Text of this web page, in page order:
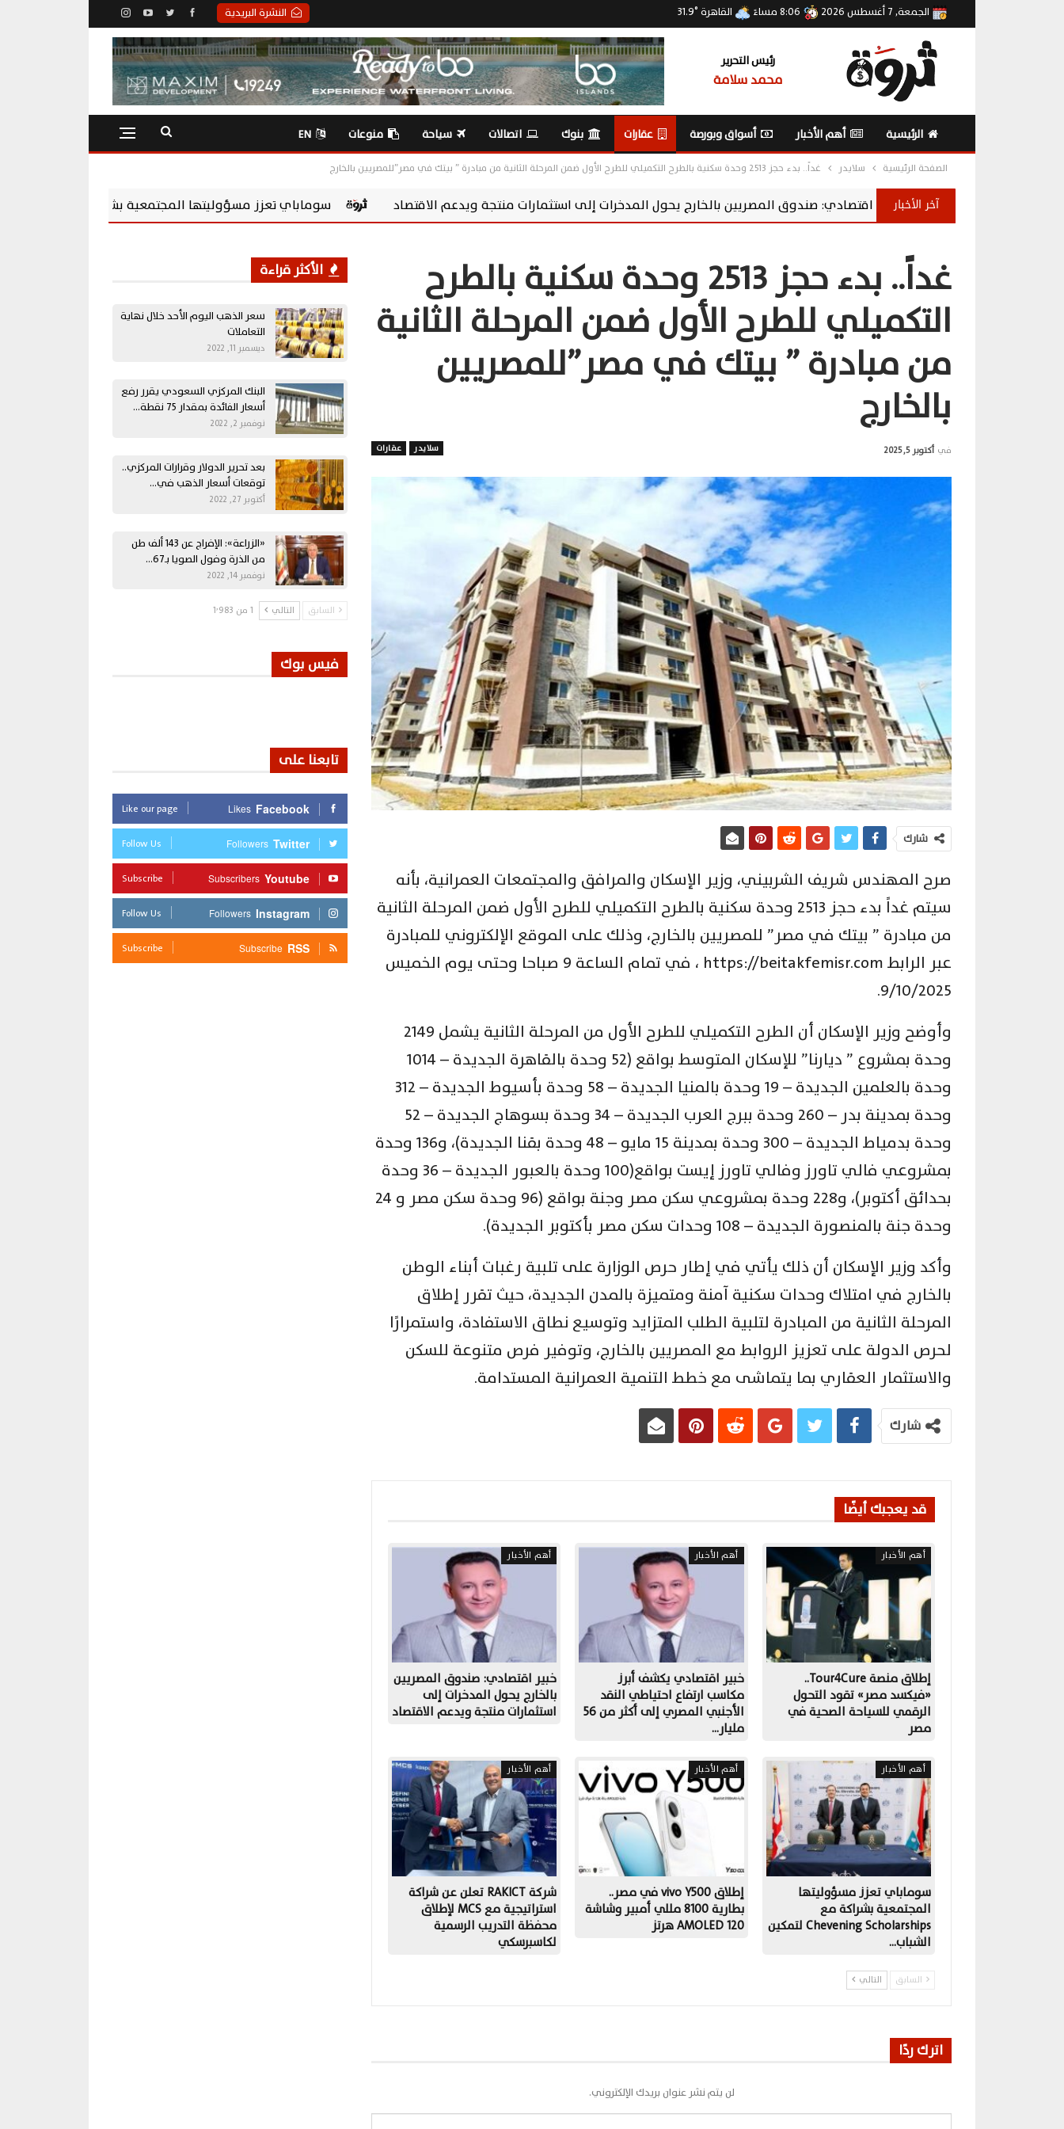
النشرة البريدية الجمعة, 7 أغسطس 2026 القاهرة°
31.9
رئيس التحرير
محمد سلامة
الرئيسية أهم الأخبار أسواق وبورصة عقارات بنوك اتصالات سياحة منوعات EN
الصفحة الرئيسية سلايدر غداً.. بدء حجز 2513 وحدة سكنية بالطرح التكميلي للطرح الأول ضمن المرحلة الثانية من مبادرة ” بيتك في مصر”للمصريين بالخارج
آخر الأخبار
خبير اقتصادي: صندوق المصريين بالخارج يحول المدخرات إلى استثمارات منتجة ويدعم الاقتصاد سوماباي تعزز مسؤوليتها المجتمعية بشراكة مع Chevening Scholarships لتمكين الشباب المصري
غداً.. بدء حجز 2513 وحدة سكنية بالطرح
التكميلي للطرح الأول ضمن المرحلة الثانية
من مبادرة ” بيتك في مصر”للمصريين
بالخارج
سلايدر عقارات في أكتوبر 5, 2025
شارك
صرح المهندس شريف الشربيني، وزير الإسكان والمرافق والمجتمعات العمرانية، بأنه
سيتم غداً بدء حجز 2513 وحدة سكنية بالطرح التكميلي للطرح الأول ضمن المرحلة الثانية
من مبادرة ” بيتك في مصر” للمصريين بالخارج، وذلك على الموقع الإلكتروني للمبادرة
عبر الرابط https://beitakfemisr.com ، في تمام الساعة 9 صباحا وحتى يوم الخميس
9/10/2025.
وأوضح وزير الإسكان أن الطرح التكميلي للطرح الأول من المرحلة الثانية يشمل 2149
وحدة بمشروع ” ديارنا” للإسكان المتوسط بواقع (52 وحدة بالقاهرة الجديدة – 1014
وحدة بالعلمين الجديدة – 19 وحدة بالمنيا الجديدة – 58 وحدة بأسيوط الجديدة – 312
وحدة بمدينة بدر – 260 وحدة ببرج العرب الجديدة – 34 وحدة بسوهاج الجديدة – 52
وحدة بدمياط الجديدة – 300 وحدة بمدينة 15 مايو – 48 وحدة بقنا الجديدة)، و136 وحدة
بمشروعي فالي تاورز وفالي تاورز إيست بواقع(100 وحدة بالعبور الجديدة – 36 وحدة
بحدائق أكتوبر)، و228 وحدة بمشروعي سكن مصر وجنة بواقع (96 وحدة سكن مصر و 24
وحدة جنة بالمنصورة الجديدة – 108 وحدات سكن مصر بأكتوبر الجديدة).
وأكد وزير الإسكان أن ذلك يأتي في إطار حرص الوزارة على تلبية رغبات أبناء الوطن
بالخارج في امتلاك وحدات سكنية آمنة ومتميزة بالمدن الجديدة، حيث تقرر إطلاق
المرحلة الثانية من المبادرة لتلبية الطلب المتزايد وتوسيع نطاق الاستفادة، واستمرارًا
لحرص الدولة على تعزيز الروابط مع المصريين بالخارج، وتوفير فرص متنوعة للسكن
والاستثمار العقاري بما يتماشى مع خطط التنمية العمرانية المستدامة.
شارك
قد يعجبك أيضًا
أهم الأخبار
إطلاق منصة Tour4Cure..
«فيكسد مصر» تقود التحول
الرقمي للسياحة الصحية في
مصر
أهم الأخبار
خبير اقتصادي يكشف أبرز
مكاسب ارتفاع احتياطي النقد
الأجنبي المصري إلى أكثر من 56
مليار…
أهم الأخبار
خبير اقتصادي: صندوق المصريين
بالخارج يحول المدخرات إلى
استثمارات منتجة ويدعم الاقتصاد
أهم الأخبار
سوماباي تعزز مسؤوليتها
المجتمعية بشراكة مع
Chevening Scholarships لتمكين
الشباب…
أهم الأخبار
إطلاق vivo Y500 في مصر..
بطارية 8100 مللي أمبير وشاشة
AMOLED 120 هرتز
أهم الأخبار
شركة RAKICT تعلن عن شراكة
استراتيجية مع MCS لإطلاق
محفظة التدريب الرسمية
لكاسبرسكي
السابق التالي
اترك ردًا
لن يتم نشر عنوان بريدك الإلكتروني.
الأكثر قراءة
سعر الذهب اليوم الأحد خلال نهاية
التعاملات
ديسمبر 11, 2022
البنك المركزي السعودي يقرر رفع
أسعار الفائدة بمقدار 75 نقطة…
نوفمبر 2, 2022
بعد تحرير الدولار وقرارات المركزي..
توقعات أسعار الذهب في…
أكتوبر 27, 2022
«الزراعة»: الإفراج عن 143 ألف طن
من الذرة وفول الصويا بـ67…
نوفمبر 14, 2022
السابق التالي 1 من 1٬983
فيس بوك
تابعنا على
Facebook
Likes
Like our page
Twitter
Followers
Follow Us
Youtube
Subscribers
Subscribe
Instagram
Followers
Follow Us
RSS
Subscribe
Subscribe